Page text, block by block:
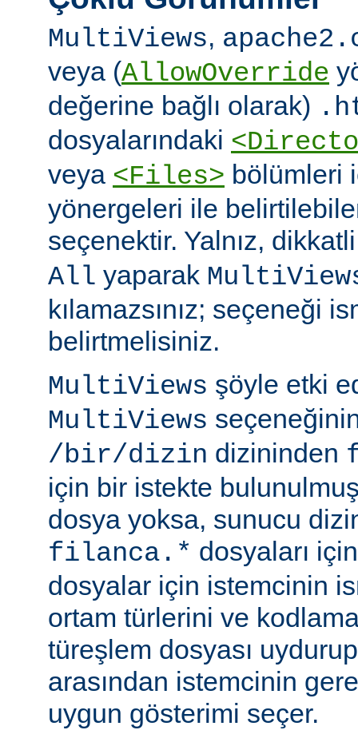
MultiViews,
veya (AllowOverride
değerine bağlı olarak)
dosyalarındaki
veya <Files> bölümleri
yönergeleri ile
seçenektir. Yalnız,
All yaparak
kılamazsınız; seçeneği
belirtmelisiniz.
MultiViews şöyle etki
MultiViews
/bir/dizin dizininden
için bir istekte
dosya yoksa, sunucu
filanca.* dosyaları
dosyalar için istemcinin
ortam türlerini ve
türeşlem dosyası
arasından istemcinin
uygun gösterimi seçer.